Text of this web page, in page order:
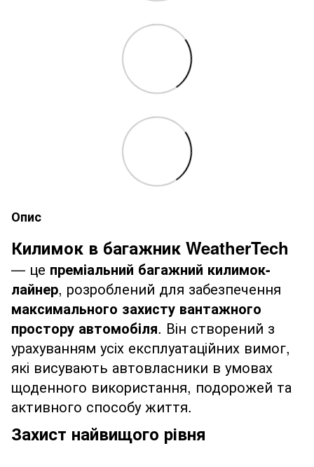
Опис
Килимок в багажник WeatherTech
— це преміальний багажний килимок-
лайнер, розроблений для забезпечення
максимального захисту вантажного
простору автомобіля. Він створений з
урахуванням усіх експлуатаційних вимог,
які висувають автовласники в умовах
щоденного використання, подорожей та
активного способу життя.
Захист найвищого рівня